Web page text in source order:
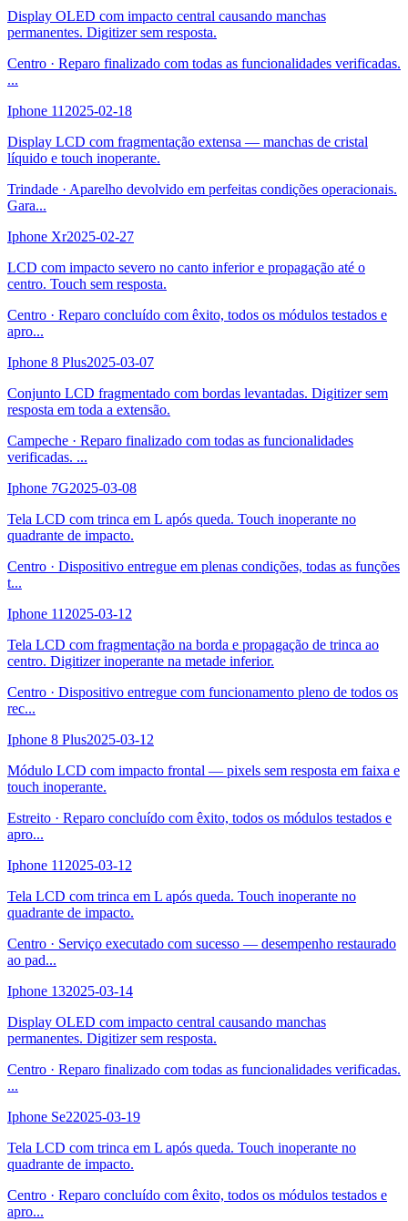
Display OLED com impacto central causando manchas
permanentes. Digitizer sem resposta.
Centro · Reparo finalizado com todas as funcionalidades verificadas.
...
Iphone 11 2025-02-18
Display LCD com fragmentação extensa — manchas de cristal
líquido e touch inoperante.
Trindade · Aparelho devolvido em perfeitas condições operacionais.
Gara...
Iphone Xr2025-02-27
LCD com impacto severo no canto inferior e propagação até o
centro. Touch sem resposta.
Centro · Reparo concluído com êxito, todos os módulos testados e
apro...
Iphone 8 Plus2025-03-07
Conjunto LCD fragmentado com bordas levantadas. Digitizer sem
resposta em toda a extensão.
Campeche · Reparo finalizado com todas as funcionalidades
verificadas. ...
Iphone 7G2025-03-08
Tela LCD com trinca em L após queda. Touch inoperante no
quadrante de impacto.
Centro · Dispositivo entregue em plenas condições, todas as funções
t...
Iphone 11 2025-03-12
Tela LCD com fragmentação na borda e propagação de trinca ao
centro. Digitizer inoperante na metade inferior.
Centro · Dispositivo entregue com funcionamento pleno de todos os
rec...
Iphone 8 Plus2025-03-12
Módulo LCD com impacto frontal — pixels sem resposta em faixa e
touch inoperante.
Estreito · Reparo concluído com êxito, todos os módulos testados e
apro...
Iphone 11 2025-03-12
Tela LCD com trinca em L após queda. Touch inoperante no
quadrante de impacto.
Centro · Serviço executado com sucesso — desempenho restaurado
ao pad...
Iphone 132025-03-14
Display OLED com impacto central causando manchas
permanentes. Digitizer sem resposta.
Centro · Reparo finalizado com todas as funcionalidades verificadas.
...
Iphone Se22025-03-19
Tela LCD com trinca em L após queda. Touch inoperante no
quadrante de impacto.
Centro · Reparo concluído com êxito, todos os módulos testados e
apro...